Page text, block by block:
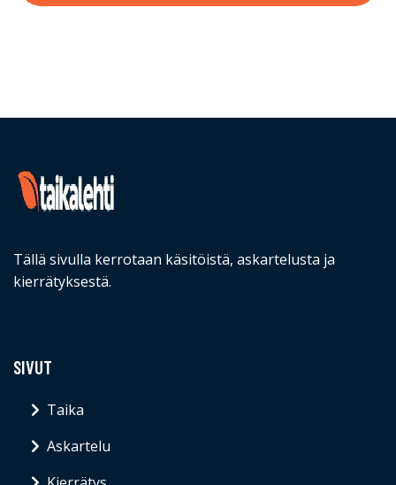
Tällä sivulla kerrotaan käsitöistä, askartelusta ja
kierrätyksestä.
SIVUT
Taika
Askartelu